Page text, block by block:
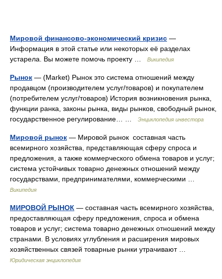
Мировой финансово-экономический кризис —
Информация в этой статье или некоторых её разделах
устарела. Вы можете помочь проекту …
Википедия
Рынок — (Market) Рынок это система отношений между
продавцом (производителем услуг/товаров) и покупателем
(потребителем услуг/товаров) История возникновения рынка,
функции ранка, законы рынка, виды рынков, свободный рынок,
государственное регулирование… …
Энциклопедия инвестора
Мировой рынок — Мировой рынок составная часть
всемирного хозяйства, представляющая сферу спроса и
предложения, а также коммерческого обмена товаров и услуг;
система устойчивых товарно денежных отношений между
государствами, предпринимателями, коммерческими …
Википедия
МИРОВОЙ РЫНОК — составная часть всемирного хозяйства,
предоставляющая сферу предложения, спроса и обмена
товаров и услуг; система товарно денежных отношений между
странами. В условиях углубления и расширения мировых
хозяйственных связей товарные рынки утрачивают …
Юридическая энциклопедия